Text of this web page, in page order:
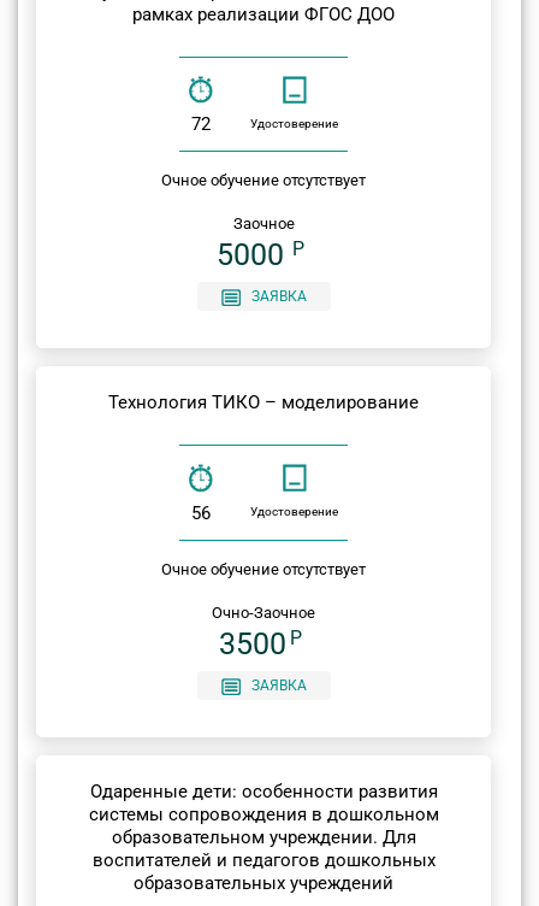
рамках реализации ФГОС ДОО
72 Удостоверение
Очное обучение отсутствует
Заочное
5000 P
ЗАЯВКА
Технология ТИКО – моделирование
56 Удостоверение
Очное обучение отсутствует
Очно-Заочное
3500 P
ЗАЯВКА
Одаренные дети: особенности развития
системы сопровождения в дошкольном
образовательном учреждении. Для
воспитателей и педагогов дошкольных
образовательных учреждений